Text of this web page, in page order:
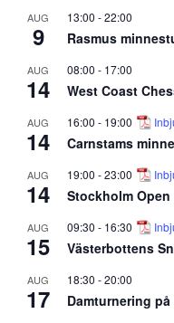
AUG
9
13:00 -22:00
Rasmus
AUG
14
08:00 - 17:00
West Coast
AUG
14
16:00 - 19:00
Carnstams
AUG
14
19:00 -23:00
Stockholm Open
AUG
15
09:30 - 16:30
Västerbottens
AUG
17
18:30 -20:00
Damturnering